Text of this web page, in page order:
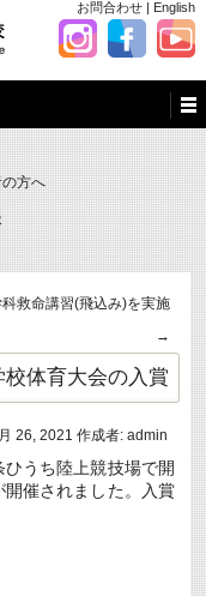
お問合わせ | English
方へ
救命講習(飛込み)を実施
→
体育大会の入賞
26, 2021 作成者: admin
うち陸上競技場で開
催されました。入賞